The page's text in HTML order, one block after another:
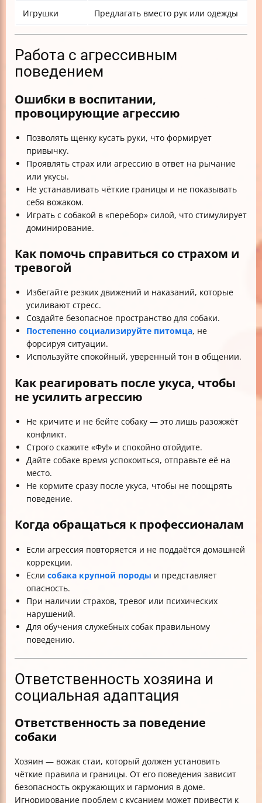
Игрушки Предлагать вместо рук или одежды
Работа с агрессивным
поведением
Ошибки в воспитании,
провоцирующие агрессию
Позволять щенку кусать руки, что формирует
привычку.
Проявлять страх или агрессию в ответ на рычание
или укусы.
Не устанавливать чёткие границы и не показывать
себя вожаком.
Играть с собакой в «перебор» силой, что стимулирует
доминирование.
Как помочь справиться со страхом и
тревогой
Избегайте резких движений и наказаний, которые
усиливают стресс.
Создайте безопасное пространство для собаки.
Постепенно социализируйте питомца, не
форсируя ситуации.
Используйте спокойный, уверенный тон в общении.
Как реагировать после укуса, чтобы
не усилить агрессию
Не кричите и не бейте собаку — это лишь разожжёт
конфликт.
Строго скажите «Фу!» и спокойно отойдите.
Дайте собаке время успокоиться, отправьте её на
место.
Не кормите сразу после укуса, чтобы не поощрять
поведение.
Когда обращаться к профессионалам
Если агрессия повторяется и не поддаётся домашней
коррекции.
Если собака крупной породы и представляет
опасность.
При наличии страхов, тревог или психических
нарушений.
Для обучения служебных собак правильному
поведению.
Ответственность хозяина и
социальная адаптация
Ответственность за поведение
собаки
Хозяин — вожак стаи, который должен установить
чёткие правила и границы. От его поведения зависит
безопасность окружающих и гармония в доме.
Игнорирование проблем с кусанием может привести к